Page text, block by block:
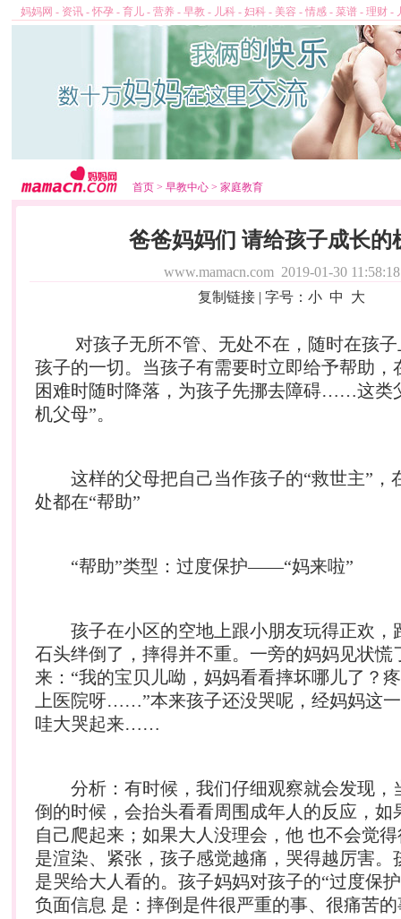
妈妈网 - 资讯 - 怀孕 - 育儿 - 营养 - 早教 - 儿科 - 妇科 - 美容 - 情感 - 菜谱 - 理财 -
首页 > 早教中心 > 家庭教育
爸爸妈妈们 请给孩子成长的
www.mamacn.com 2019-01-30 11:58:18
复制链接 | 字号： 小 中 大
对孩子无所不管、无处不在，随时在孩子
孩子的一切。当孩子有需要时立即给予帮助，
困难时随时降落，为孩子先挪去障碍……这类
机父母”。
这样的父母把自己当作孩子的“救世主”，
处都在“帮助”
“帮助”类型：过度保护——“妈来啦”
孩子在小区的空地上跟小朋友玩得正欢，
石头绊倒了，摔得并不重。一旁的妈妈见状慌
来：“我的宝贝儿呦，妈妈看看摔坏哪儿了？
上医院呀……”本来孩子还没哭呢，经妈妈这
哇大哭起来……
分析：有时候，我们仔细观察就会发现，
倒的时候，会抬头看看周围成年人的反应，如
自己爬起来；如果大人没理会，他 也不会觉
是渲染、紧张，孩子感觉越痛，哭得越厉害。
是哭给大人看的。孩子妈妈对孩子的“过度保
负面信息 是：摔倒是件很严重的事、很痛苦